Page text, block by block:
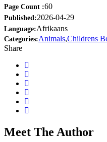
Page Count :60
Published:2026-04-29
Language:Afrikaans
Categories:Animals,Childrens
Share
Meet The Author